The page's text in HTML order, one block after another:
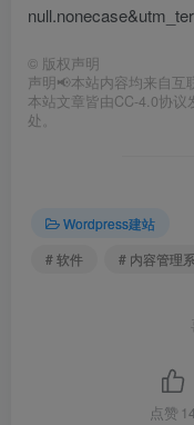
© 版权声明
声明📢本站内容均来自互
本站文章皆由CC-4.0协
处。
Wordpress建站
# 软件
# 内容管理
点赞 14